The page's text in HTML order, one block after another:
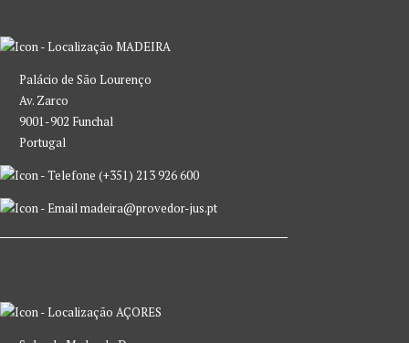
MADEIRA
Palácio de São Lourenço
Av. Zarco
9001-902 Funchal
Portugal
(+351) 213 926 600
madeira@provedor-jus.pt
AÇORES